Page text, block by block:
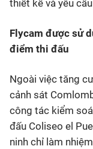
thiết kế và yêu
Flycam được sử
điểm thi đấu
Ngoài việc tăng
cảnh sát
công tác kiểm
đấu Coliseo el
ninh chỉ làm